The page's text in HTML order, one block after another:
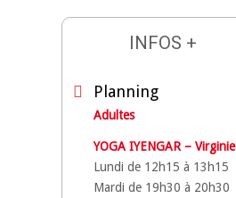
INFOS +
Planning
Adultes
YOGA IYENGAR – Virginie
Lundi de 12h15 à 13h15
Mardi de 19h30 à 20h30